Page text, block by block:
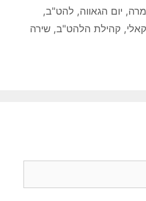
, יום הגאווה, להט"ב,
, קהילת הלהט"ב, שירה